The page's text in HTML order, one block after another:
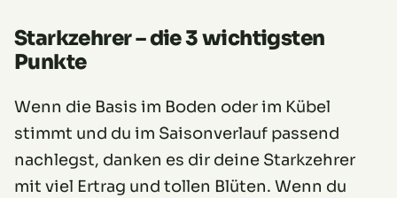
Starkzehrer – die 3 wichtigsten
Punkte
Wenn die Basis im Boden oder im Kübel
stimmt und du im Saisonverlauf passend
nachlegst, danken es dir deine Starkzehrer
mit viel Ertrag und tollen Blüten. Wenn du